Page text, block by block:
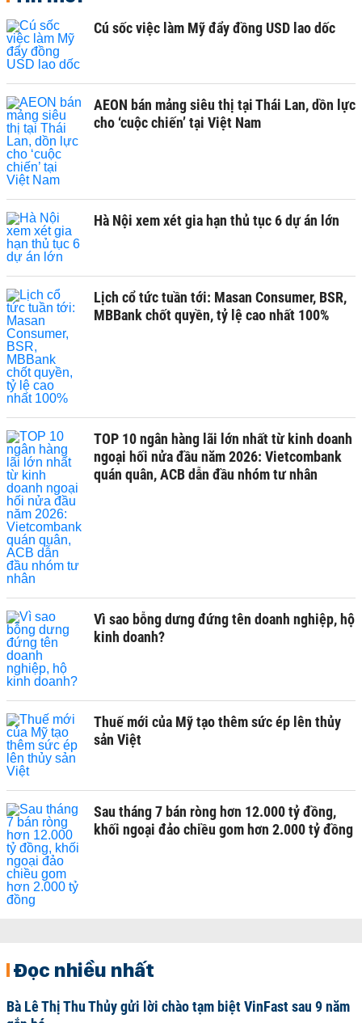
Cú sốc việc làm Mỹ đẩy đồng USD lao dốc
AEON bán mảng siêu thị tại Thái Lan, dồn lực
cho ‘cuộc chiến’ tại Việt Nam
Hà Nội xem xét gia hạn thủ tục 6 dự án lớn
Lịch cổ tức tuần tới: Masan Consumer, BSR,
MBBank chốt quyền, tỷ lệ cao nhất 100%
TOP 10 ngân hàng lãi lớn nhất từ kinh doanh
ngoại hối nửa đầu năm 2026: Vietcombank
quán quân, ACB dẫn đầu nhóm tư nhân
Vì sao bỗng dưng đứng tên doanh nghiệp, hộ
kinh doanh?
Thuế mới của Mỹ tạo thêm sức ép lên thủy
sản Việt
Sau tháng 7 bán ròng hơn 12.000 tỷ đồng,
khối ngoại đảo chiều gom hơn 2.000 tỷ đồng
Đọc nhiều nhất
Bà Lê Thị Thu Thủy gửi lời chào tạm biệt VinFast sau 9 năm